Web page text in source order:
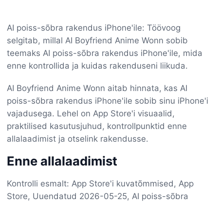
AI poiss-sõbra rakendus iPhone'ile: Töövoog
selgitab, millal AI Boyfriend Anime Wonn sobib
teemaks AI poiss-sõbra rakendus iPhone'ile, mida
enne kontrollida ja kuidas rakenduseni liikuda.
AI Boyfriend Anime Wonn aitab hinnata, kas AI
poiss-sõbra rakendus iPhone'ile sobib sinu iPhone'i
vajadusega. Lehel on App Store'i visuaalid,
praktilised kasutusjuhud, kontrollpunktid enne
allalaadimist ja otselink rakendusse.
Enne allalaadimist
Kontrolli esmalt: App Store'i kuvatõmmised, App
Store, Uuendatud 2026-05-25, AI poiss-sõbra